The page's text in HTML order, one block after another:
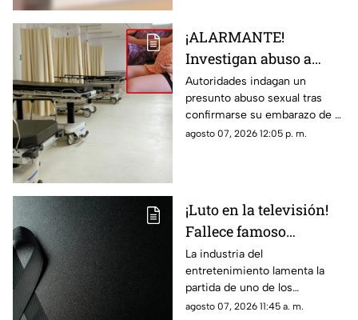
¡ALARMANTE!
Investigan abuso a
niña de 11 años tras
confirmarse que tiene 5
MESES de embarazo
Autoridades indagan un
presunto abuso sexual tras
confirmarse su embarazo de 5
meses. El entorno cercano,
agosto 07, 2026 12:05 p. m.
¡Luto en la televisión!
Fallece famoso
conductor los 85 años
por problemas
cardiacos
La industria del
entretenimiento lamenta la
partida de uno de los
comunicadores más
agosto 07, 2026 11:45 a. m.